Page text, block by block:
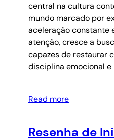
central na cultura
mundo marcado por
aceleração constante
atenção, cresce a
capazes de restaurar
disciplina emocional e
Read more
Resenha de